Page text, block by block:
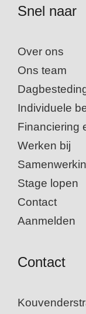
Snel naar
Over ons
Ons team
Individuele
Financiering
Werken bij
Stage lopen
Contact
Aanmelden
Contact